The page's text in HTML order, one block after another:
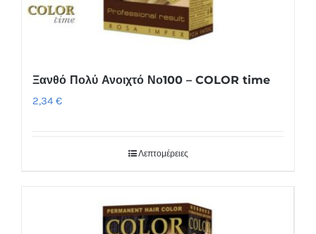
Ξανθό Πολύ Ανοιχτό Νο100 – COLOR time
2,34 €
Λεπτομέρειες